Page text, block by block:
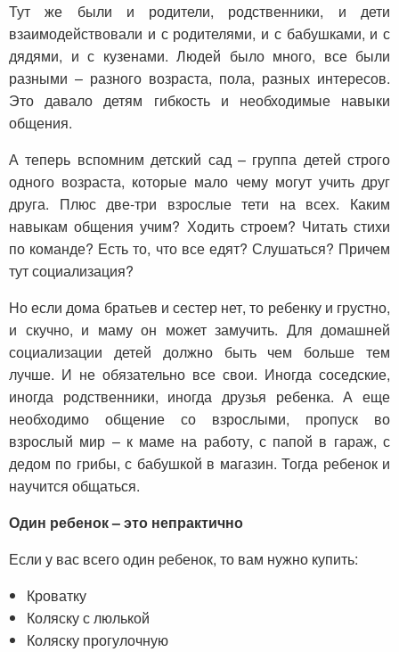
Тут же были и родители, родственники, и дети
взаимодействовали и с родителями, и с бабушками, и с
дядями, и с кузенами. Людей было много, все были
разными – разного возраста, пола, разных интересов.
Это давало детям гибкость и необходимые навыки
общения.
А теперь вспомним детский сад – группа детей строго
одного возраста, которые мало чему могут учить друг
друга. Плюс две-три взрослые тети на всех. Каким
навыкам общения учим? Ходить строем? Читать стихи
по команде? Есть то, что все едят? Слушаться? Причем
тут социализация?
Но если дома братьев и сестер нет, то ребенку и грустно,
и скучно, и маму он может замучить. Для домашней
социализации детей должно быть чем больше тем
лучше. И не обязательно все свои. Иногда соседские,
иногда родственники, иногда друзья ребенка. А еще
необходимо общение со взрослыми, пропуск во
взрослый мир – к маме на работу, с папой в гараж, с
дедом по грибы, с бабушкой в магазин. Тогда ребенок и
научится общаться.
Один ребенок – это непрактично
Если у вас всего один ребенок, то вам нужно купить:
Кроватку
Коляску с люлькой
Коляску прогулочную